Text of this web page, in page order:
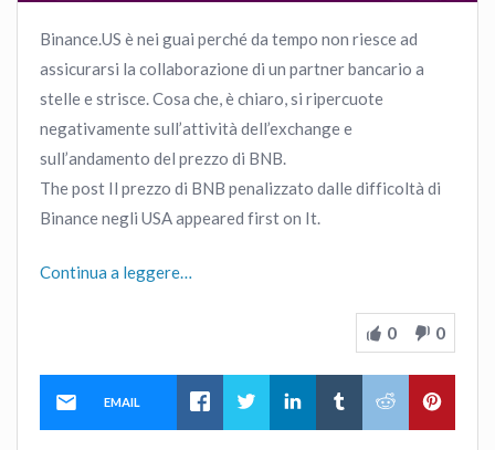
Binance.US è nei guai perché da tempo non riesce ad
assicurarsi la collaborazione di un partner bancario a
stelle e strisce. Cosa che, è chiaro, si ripercuote
negativamente sull’attività dell’exchange e
sull’andamento del prezzo di BNB.
The post Il prezzo di BNB penalizzato dalle difficoltà di
Binance negli USA appeared first on It.
Continua a leggere…
0 0
EMAIL